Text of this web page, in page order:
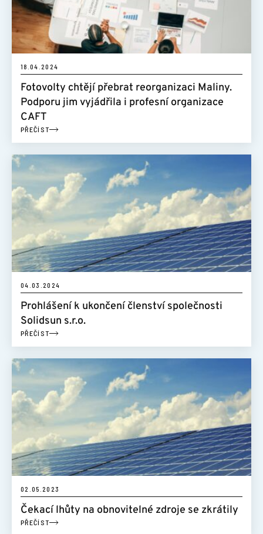
ŠKOLENÍ
POMOCNÁ RUKA
KONTAKT
18.04.2024
Fotovolty chtějí přebrat reorganizaci Maliny.
Podporu jim vyjádřila i profesní organizace
CAFT
PŘEČÍST
04.03.2024
Prohlášení k ukončení členství společnosti
Solidsun s.r.o.
PŘEČÍST
02.05.2023
Čekací lhůty na obnovitelné zdroje se zkrátily
PŘEČÍST